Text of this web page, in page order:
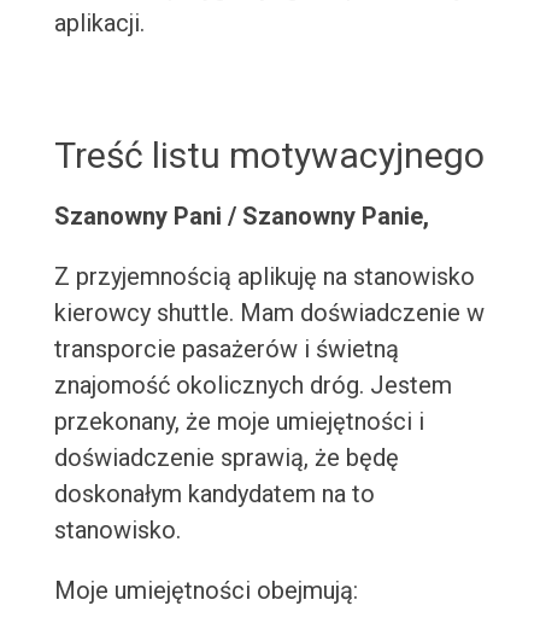
aplikacji.
Treść listu motywacyjnego
Szanowny Pani / Szanowny Panie,
Z przyjemnością aplikuję na stanowisko
kierowcy shuttle. Mam doświadczenie w
transporcie pasażerów i świetną
znajomość okolicznych dróg. Jestem
przekonany, że moje umiejętności i
doświadczenie sprawią, że będę
doskonałym kandydatem na to
stanowisko.
Moje umiejętności obejmują: